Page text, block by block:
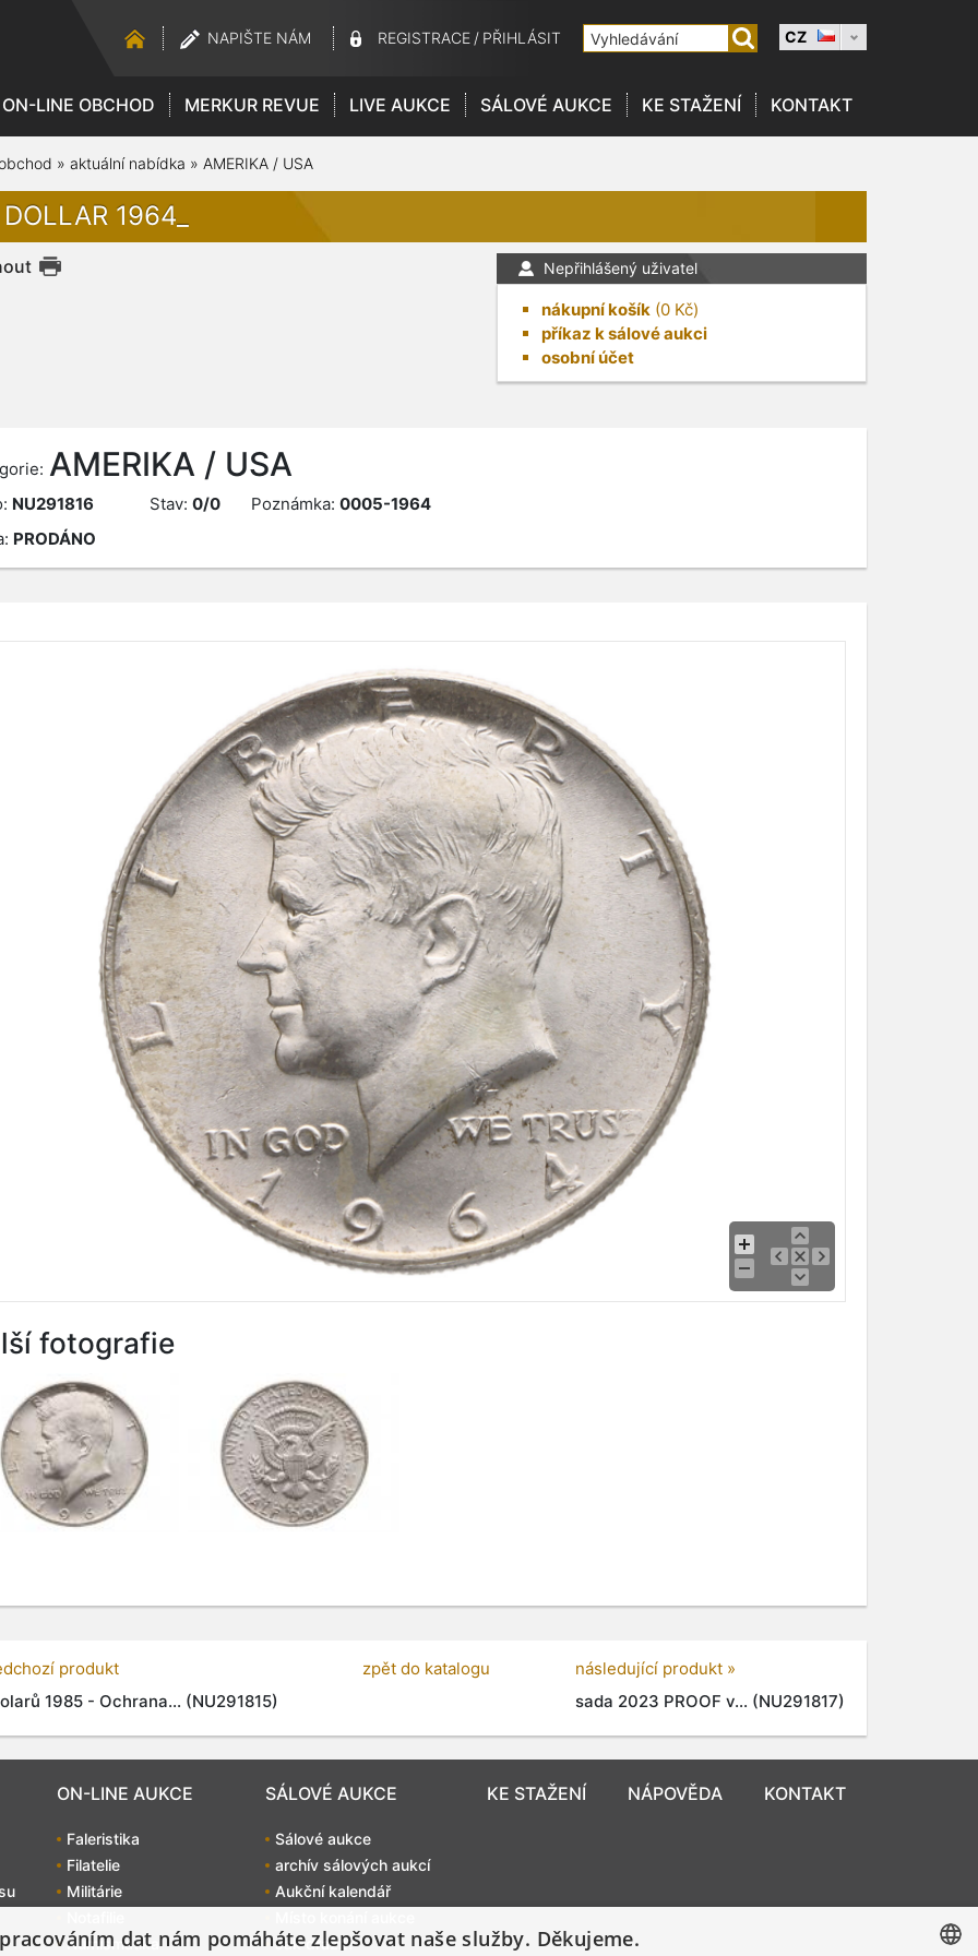
NAPIŠTE NÁM REGISTRACE / PŘIHLÁSIT CZ
ON-LINE OBCHOD MERKUR REVUE LIVE AUKCE SÁLOVÉ AUKCE KE STAŽENÍ KONTAKT
» aktuální nabídka » AMERIKA / USA
1964_
Nepřihlášený uživatel
nákupní košík (0 Kč)
příkaz k sálové aukci
osobní účet
AMERIKA / USA
NU291816 Stav: 0/0 Poznámka: 0005-1964
PRODÁNO
fotografie
produkt
1985 - Ochrana... (NU291815)
zpět do katalogu
následující produkt »
sada 2023 PROOF v... (NU291817)
ON-LINE AUKCE
Faleristika
Filatelie
Militárie
Numismatika
SÁLOVÉ AUKCE
Sálové aukce
archív sálových aukcí
Aukční kalendář
Jak dražit?
KE STAŽENÍ NÁPOVĚDA KONTAKT
dat nám pomáháte zlepšovat naše služby. Děkujeme.